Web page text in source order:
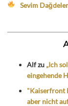
Sevim
Alfzu „Ich
eingehende
"Kaiserfront
aber nicht